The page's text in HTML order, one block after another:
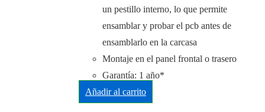
un pestillo interno, lo que permite
ensamblar y probar el pcb antes de
ensamblarlo en la carcasa
Montaje en el panel frontal o trasero
Garantía: 1 año*
Añadir al carrito